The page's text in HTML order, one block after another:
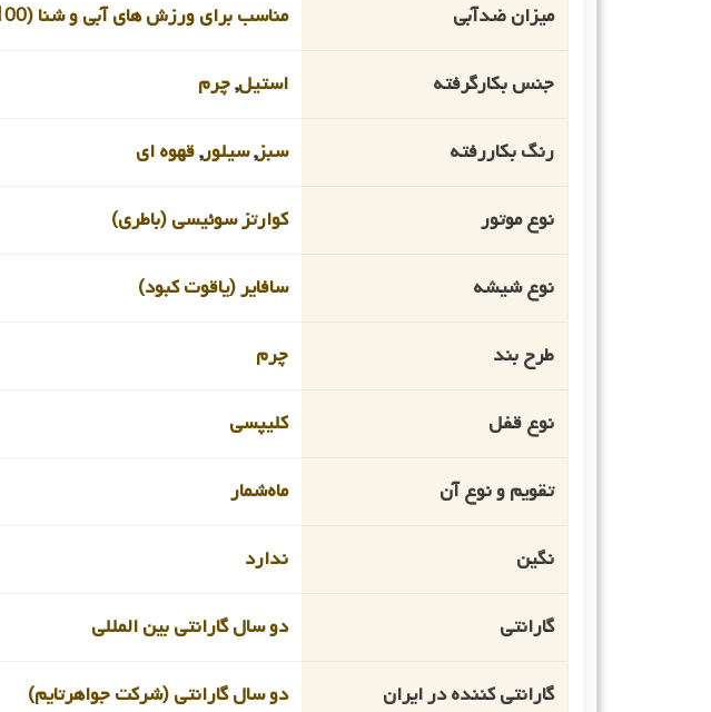
میزان ضدآبی مناسب برای ورزش های آبی و شنا (100متر)
جنس بکارگرفته استیل,چرم
رنگ بکاررفته سبز,سیلور,قهوه ای
نوع موتور کوارتز سوئیسی (باطری)
نوع شیشه سافایر (یاقوت کبود)
طرح بند چرم
نوع قفل کلیپسی
تقویم و نوع آن ماه‌شمار
نگین ندارد
گارانتی دو سال گارانتی بین المللی
گارانتی کننده در ایران دو سال گارانتی (شرکت جواهرتایم)